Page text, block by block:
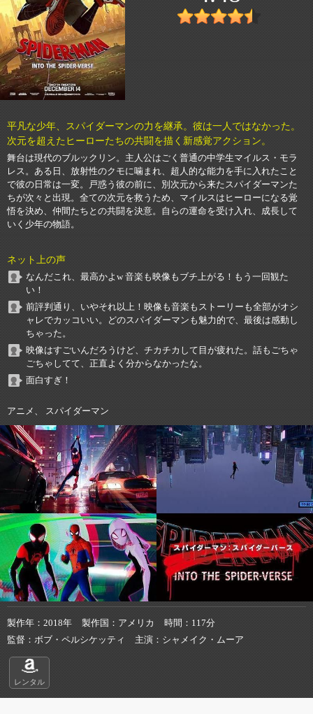
平凡な少年、スパイダーマンの力を継承。彼は一人ではなかった。
次元を超えたヒーローたちの共闘を描く新感覚アクション。
舞台は現代のブルックリン。主人公はごく普通の中学生マイルス・モラ
レス。ある日、放射性のクモに噛まれ、超人的な能力を手に入れたこと
で彼の日常は一変。戸惑う彼の前に、別次元から来たスパイダーマンた
ちが次々と出現。全ての次元を救うため、マイルスはヒーローになる覚
悟を決め、仲間たちとの共闘を決意。自らの運命を受け入れ、成長して
いく少年の物語。
ネット上の声
なんだこれ、最高かよw 音楽も映像もブチ上がる！もう一回観た
い！
前評判通り、いやそれ以上！映像も音楽もストーリーも全部がオシ
ャレでカッコいい。どのスパイダーマンも魅力的で、最後は感動し
ちゃった。
映像はすごいんだろうけど、チカチカして目が疲れた。話もごちゃ
ごちゃしてて、正直よく分からなかったな。
面白すぎ！
アニメ、 スパイダーマン
製作年 2018年 製作国 アメリカ 時間
117分
監督
ボブ・ペルシケッティ 主演 シャメイク・ムーア
レンタル